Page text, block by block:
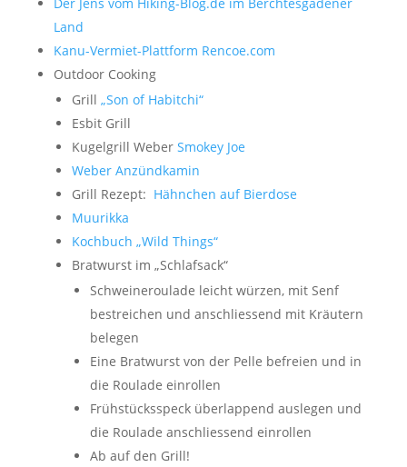
Land
Kanu-Vermiet-Plattform Rencoe.com
Outdoor Cooking
Grill „Son of Habitchi“
Esbit Grill
Kugelgrill Weber Smokey Joe
Weber Anzündkamin
Grill Rezept: Hähnchen auf Bierdose
Muurikka
Kochbuch „Wild Things“
Bratwurst im „Schlafsack“
Schweineroulade leicht würzen, mit Senf
bestreichen und anschliessend mit Kräutern
belegen
Eine Bratwurst von der Pelle befreien und in
die Roulade einrollen
Frühstücksspeck überlappend auslegen und
die Roulade anschliessend einrollen
Ab auf den Grill!